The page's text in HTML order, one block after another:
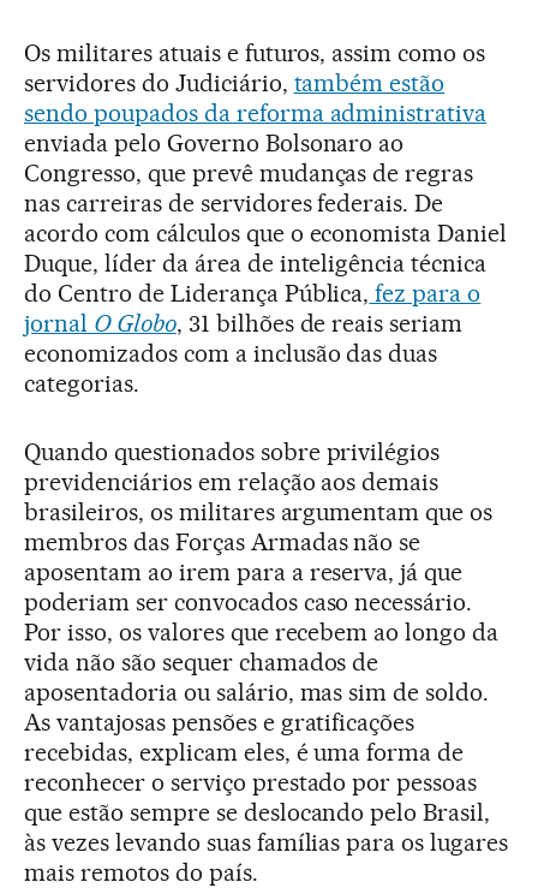
Os militares atuais e futuros, assim como os
servidores do Judiciário, também estão
sendo poupados da reforma administrativa
enviada pelo Governo Bolsonaro ao
Congresso, que prevê mudanças de regras
nas carreiras de servidores federais. De
acordo com cálculos que o economista Daniel
Duque, líder da área de inteligência técnica
do Centro de Liderança Pública, fez para o
jornal O Globo, 31 bilhões de reais seriam
economizados com a inclusão das duas
categorias.
Quando questionados sobre privilégios
previdenciários em relação aos demais
brasileiros, os militares argumentam que os
membros das Forças Armadas não se
aposentam ao irem para a reserva, já que
poderiam ser convocados caso necessário.
Por isso, os valores que recebem ao longo da
vida não são sequer chamados de
aposentadoria ou salário, mas sim de soldo.
As vantajosas pensões e gratificações
recebidas, explicam eles, é uma forma de
reconhecer o serviço prestado por pessoas
que estão sempre se deslocando pelo Brasil,
às vezes levando suas famílias para os lugares
mais remotos do país.